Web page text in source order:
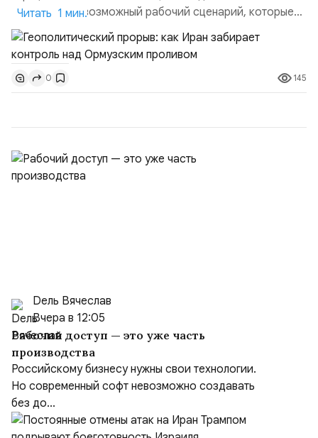
пункты — это возможный рабочий сценарий, которые
скорее всего будут реализованы.Разбираем ключевые
тезисы и последствия этого соглашения:. 1. Новые
доли контроля (75 на 25). Было: Ранее Иран и Оман
контролировали пролив на паритетных началах —
50/50. Стало: Новое соглашение закрепляет за
Читать 1 мин.
0 145
Dель Вячеслав
Вчера в 12:05
Рабочий доступ — это уже часть
производства
Российскому бизнесу нужны свои технологии.
Но современный софт невозможно создавать
без до...